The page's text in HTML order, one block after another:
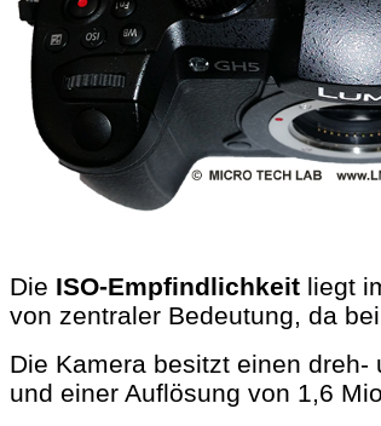
Die ISO-Empfindlichkeit liegt
von zentraler Bedeutung, da
Die Kamera besitzt einen dreh-
und einer Auflösung von 1,6